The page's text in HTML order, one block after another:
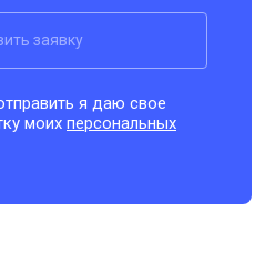
заявку
я даю свое
моихперсональных